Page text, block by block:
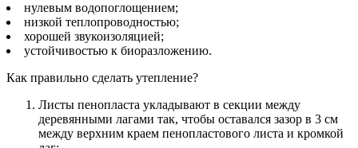
нулевым водопоглощением;
низкой теплопроводностью;
хорошей звукоизоляцией;
устойчивостью к биоразложению.
Как правильно сделать утепление?
Листы пенопласта укладывают в секции между
деревянными лагами так, чтобы оставался зазор в 3 см
между верхним краем пенопластового листа и кромкой